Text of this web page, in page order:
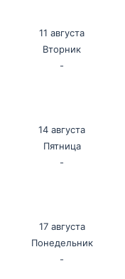
11 августа
Вторник
-
14 августа
Пятница
-
17 августа
Понедельник
-